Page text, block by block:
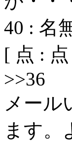
40 : 名
[ 点 :
>>36
メール
ます。